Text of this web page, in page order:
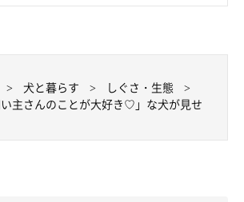
犬と暮らす
しぐさ・生態
い主さんのことが大好き♡」な犬が見せ